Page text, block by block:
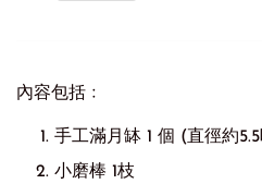
內容包括﹕
手工滿月缽 1 個 (直徑約5.5
小磨棒 1枝